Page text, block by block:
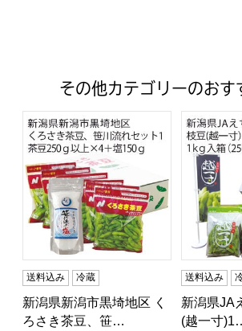
その他カテゴリーのおす
新潟県新潟市黒埼地区 くろさき茶
送料込み 冷蔵
新潟県新潟市黒埼地区 く
ろさき茶豆、笹…
新潟県
送料込み
新潟県JA
(越一寸